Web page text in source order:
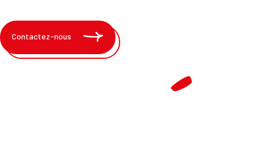
Contactez-nous